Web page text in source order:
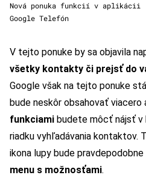
Nová ponuka funkcií v aplikácii
Google Telefón
V tejto ponuke by sa objavila
všetky kontakty či prejsť do
Google však na tejto ponuke
bude neskôr obsahovať viacero
funkciami budete môcť nájsť v
riadku vyhľadávania kontaktov.
ikona lupy bude pravdepodobne
menu s možnosťami.